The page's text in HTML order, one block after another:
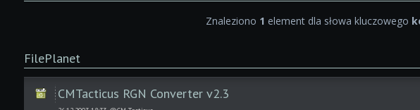
Znaleziono 1 element dla słowa kluczowego
FilePlanet
CMTacticus RGN Converter v2.3